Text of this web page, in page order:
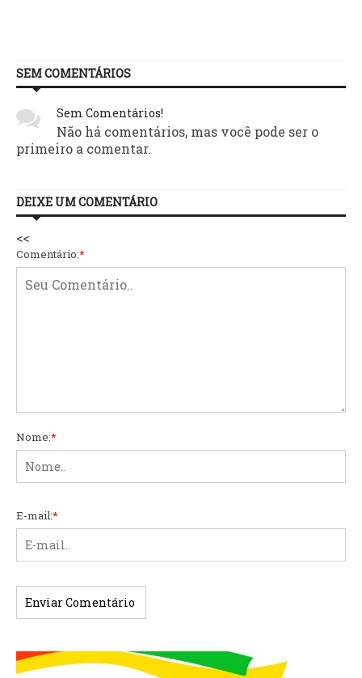
SEM COMENTÁRIOS
Sem Comentários!
Não há comentários, mas você pode ser o
primeiro a comentar.
DEIXE UM COMENTÁRIO
<<
Comentário:*
Nome:*
E-mail:*